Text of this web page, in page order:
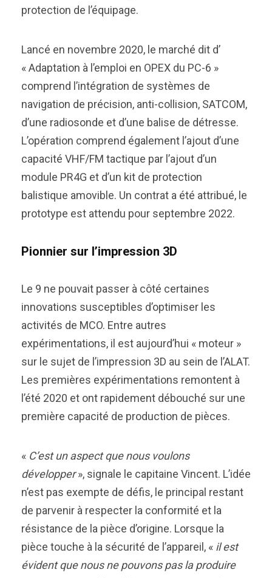
protection de l’équipage.
Lancé en novembre 2020, le marché dit d’
« Adaptation à l’emploi en OPEX du PC-6 »
comprend l’intégration de systèmes de
navigation de précision, anti-collision, SATCOM,
d’une radiosonde et d’une balise de détresse.
L’opération comprend également l’ajout d’une
capacité VHF/FM tactique par l’ajout d’un
module PR4G et d’un kit de protection
balistique amovible. Un contrat a été attribué, le
prototype est attendu pour septembre 2022.
Pionnier sur l’impression 3D
Le 9 ne pouvait passer à côté certaines
innovations susceptibles d’optimiser les
activités de MCO. Entre autres
expérimentations, il est aujourd’hui « moteur »
sur le sujet de l’impression 3D au sein de l’ALAT.
Les premières expérimentations remontent à
l’été 2020 et ont rapidement débouché sur une
première capacité de production de pièces.
« C’est un aspect que nous voulons
développer», signale le capitaine Vincent. L’idée
n’est pas exempte de défis, le principal restant
de parvenir à respecter la conformité et la
résistance de la pièce d’origine. Lorsque la
pièce touche à la sécurité de l’appareil, « il est
évident que nous ne pouvons pas la produire